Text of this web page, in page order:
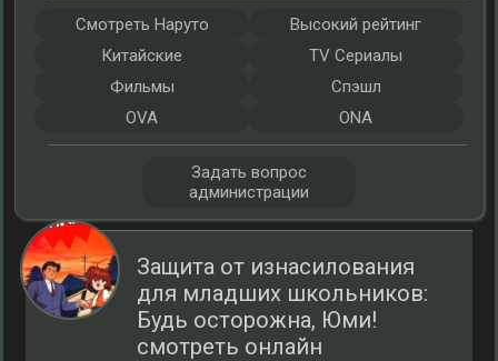
Защита от изнасилования
для младших школьников:
Будь осторожна, Юми!
смотреть онлайн
Смотреть Наруто
Высокий рейтинг
Китайские
TV Сериалы
Фильмы
Спэшл
OVA
ONA
Задать вопрос
администрации